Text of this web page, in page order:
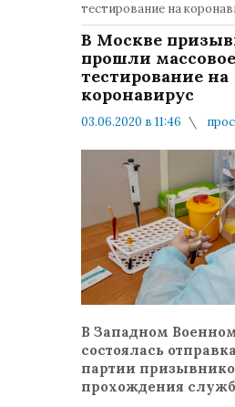
тестирование на
В Москве
прошли массовое
тестирование на
коронавирус
03.06.2020 в 11:46
В Западном
состоялась
партии
прохождения